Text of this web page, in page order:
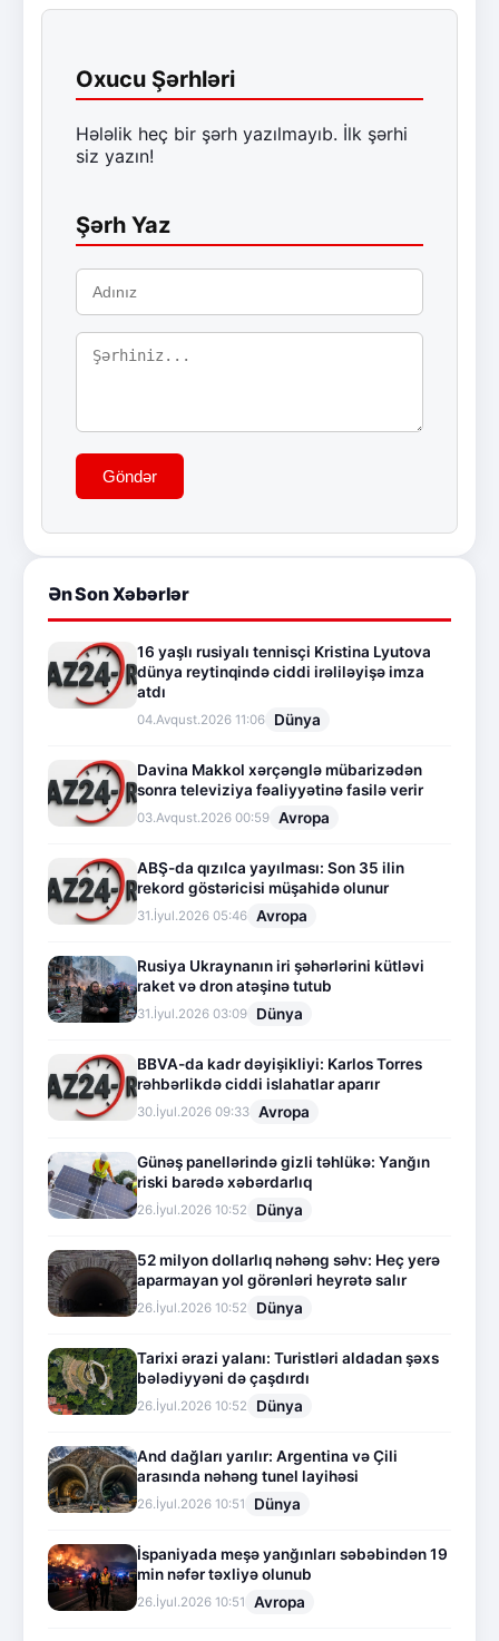
Oxucu Şərhləri
Hələlik heç bir şərh yazılmayıb. İlk şərhi
siz yazın!
Şərh Yaz
Göndər
Ən Son Xəbərlər
16 yaşlı rusiyalı tennisçi Kristina Lyutova
dünya reytinqində ciddi irəliləyişə imza
atdı
04.Avqust.2026 11:06 Dünya
Davina Makkol xərçənglə mübarizədən
sonra televiziya fəaliyyətinə fasilə verir
03.Avqust.2026 00:59 Avropa
ABŞ-da qızılca yayılması: Son 35 ilin
rekord göstəricisi müşahidə olunur
31.İyul.2026 05:46 Avropa
Rusiya Ukraynanın iri şəhərlərini kütləvi
raket və dron atəşinə tutub
31.İyul.2026 03:09 Dünya
BBVA-da kadr dəyişikliyi: Karlos Torres
rəhbərlikdə ciddi islahatlar aparır
30.İyul.2026 09:33 Avropa
Günəş panellərində gizli təhlükə: Yanğın
riski barədə xəbərdarlıq
26.İyul.2026 10:52 Dünya
52 milyon dollarlıq nəhəng səhv: Heç yerə
aparmayan yol görənləri heyrətə salır
26.İyul.2026 10:52 Dünya
Tarixi ərazi yalanı: Turistləri aldadan şəxs
bələdiyyəni də çaşdırdı
26.İyul.2026 10:52 Dünya
And dağları yarılır: Argentina və Çili
arasında nəhəng tunel layihəsi
26.İyul.2026 10:51 Dünya
İspaniyada meşə yanğınları səbəbindən 19
min nəfər təxliyə olunub
26.İyul.2026 10:51 Avropa